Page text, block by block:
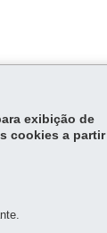
exibição de
cookies a partir